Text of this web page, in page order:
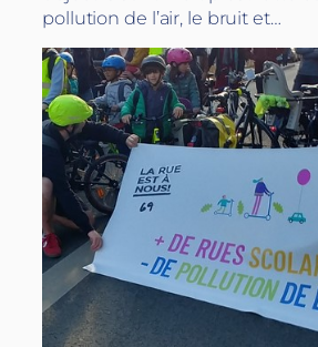
pollution de l’air, le bruit et…